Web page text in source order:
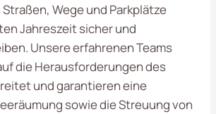
Wege und Parkplätze
Jahreszeit sicher und
Unsere erfahrenen Teams
die Herausforderungen des
und garantieren eine
sowie die Streuung von